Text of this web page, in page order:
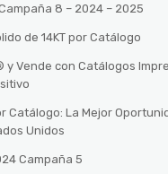
8 – 2024 – 2025
de 14KT por Catálogo
y Vende con Catálogos
Catálogo: La Mejor
Unidos
Campaña 5